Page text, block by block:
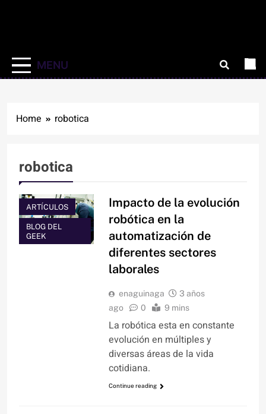
MENU
Home robotica
robotica
ARTÍCULOS
BLOG DEL
GEEK
Impacto de la evolución
robótica en la
automatización de
diferentes sectores
laborales
enaguinaga
3 años
ago
0 9 mins
La robótica esta en constante
evolución en múltiples y
diversas áreas de la vida
cotidiana.
Continue reading